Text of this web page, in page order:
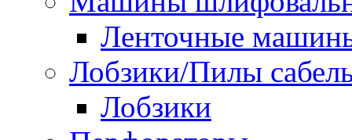
Ленточные
Лобзики/Пилы
Лобзики